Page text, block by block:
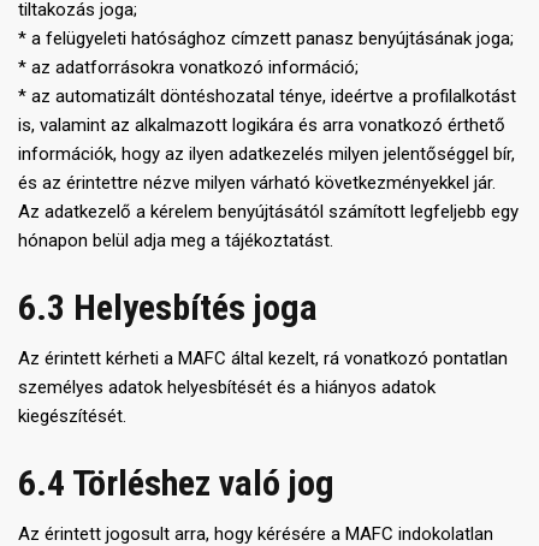
tiltakozás joga;
* a felügyeleti hatósághoz címzett panasz benyújtásának joga;
* az adatforrásokra vonatkozó információ;
* az automatizált döntéshozatal ténye, ideértve a profilalkotást
is, valamint az alkalmazott logikára és arra vonatkozó érthető
információk, hogy az ilyen adatkezelés milyen jelentőséggel bír,
és az érintettre nézve milyen várható következményekkel jár.
Az adatkezelő a kérelem benyújtásától számított legfeljebb egy
hónapon belül adja meg a tájékoztatást.
6.3 Helyesbítés joga
Az érintett kérheti a MAFC által kezelt, rá vonatkozó pontatlan
személyes adatok helyesbítését és a hiányos adatok
kiegészítését.
6.4 Törléshez való jog
Az érintett jogosult arra, hogy kérésére a MAFC indokolatlan